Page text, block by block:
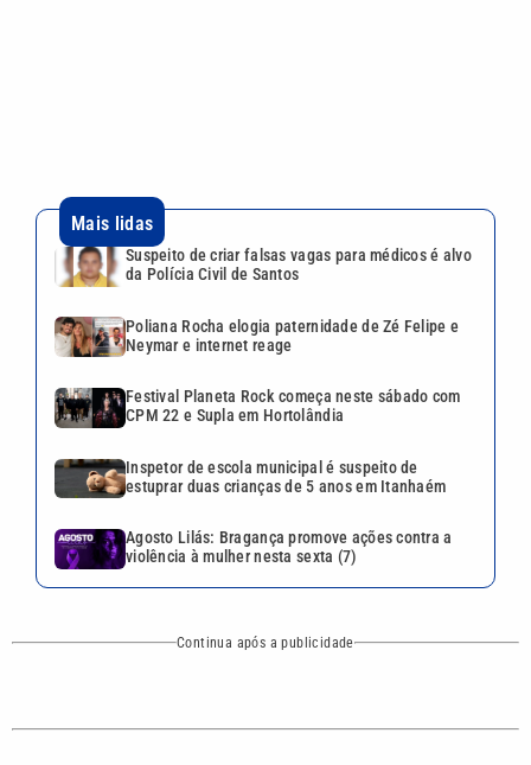
Agosto Lilás: Bragança promove ações contra a
violência à mulher nesta sexta (7)
Continua após a publicidade
VTV é afiliada do
SBT na Região
Cotidiano Esportes
Mundo Polícia
REDES